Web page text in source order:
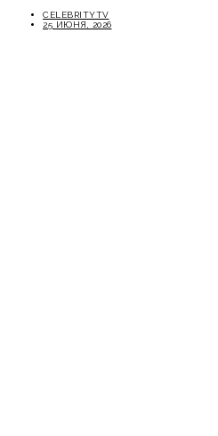
CELEBRITYTV
25 ИЮНЯ, 2026